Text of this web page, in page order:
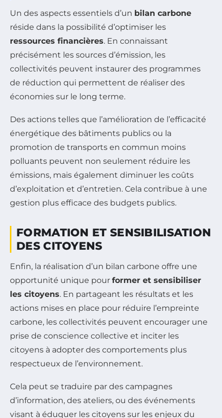
Un des aspects essentiels d’un bilan carbone
réside dans la possibilité d’optimiser les
ressources financières. En connaissant
précisément les sources d’émission, les
collectivités peuvent instaurer des programmes
de réduction qui permettent de réaliser des
économies sur le long terme.
Des actions telles que l’amélioration de l’efficacité
énergétique des bâtiments publics ou la
promotion de transports en commun moins
polluants peuvent non seulement réduire les
émissions, mais également diminuer les coûts
d’exploitation et d’entretien. Cela contribue à une
gestion plus efficace des budgets publics.
FORMATION ET SENSIBILISATION
DES CITOYENS
Enfin, la réalisation d’un bilan carbone offre une
opportunité unique pour former et sensibiliser
les citoyens. En partageant les résultats et les
actions mises en place pour réduire l’empreinte
carbone, les collectivités peuvent encourager une
prise de conscience collective et inciter les
citoyens à adopter des comportements plus
respectueux de l’environnement.
Cela peut se traduire par des campagnes
d’information, des ateliers, ou des événements
visant à éduquer les citoyens sur les enjeux du